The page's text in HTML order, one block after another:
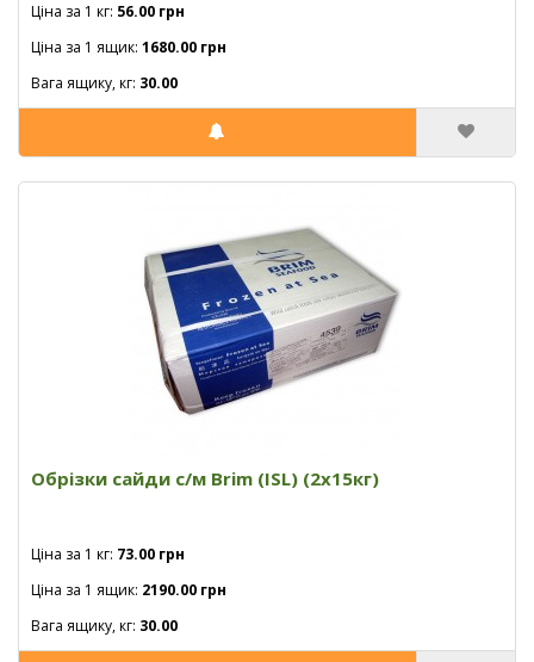
Ціна за 1 кг: 56.00 грн
Ціна за 1 ящик: 1680.00 грн
Вага ящику, кг: 30.00
Обрізки сайди с/м Brim (ISL) (2x15кг)
Ціна за 1 кг: 73.00 грн
Ціна за 1 ящик: 2190.00 грн
Вага ящику, кг: 30.00